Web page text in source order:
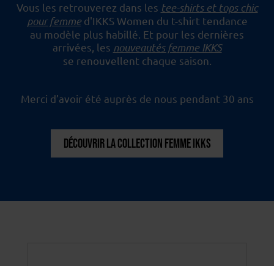
Vous les retrouverez dans les tee-shirts et tops chic
pour femmed'IKKS Women du t-shirt tendance
au modèle plus habillé. Et pour les dernières
arrivées, les nouveautés femme IKKS
se renouvellent chaque saison.
Merci d’avoir été auprès de nous pendant 30 ans
DÉCOUVRIR LA COLLECTION FEMME IKKS